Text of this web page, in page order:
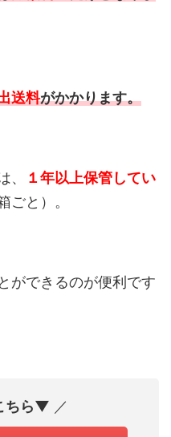
送料がかかります。
、
１年以上保管してい
ごと）。
ができるのが便利です
ちら▼ ／